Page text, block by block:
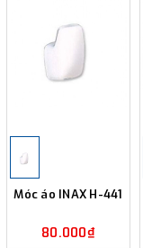
Móc áo INAX H-441
80.000₫